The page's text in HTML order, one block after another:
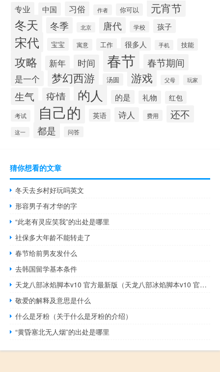
专业 中国 习俗 作者 你可以 元宵节
冬天 冬季 北京 唐代 学校 孩子
宋代 宝宝 寓意 工作 很多人 手机 技能
攻略 新年 时间 春节 春节期间
是一个 梦幻西游 汤圆 游戏 父母 玩家
生气 疫情 的人 的是 礼物 红包
考试 自己的 英语 诗人 费用 还不
这一 都是 问答
猜你想看的文章
冬天去乡村好玩吗英文
形容男子有才华的字
“此老有灵应笑我”的出处是哪里
社保多大年龄不能转走了
春节给前男友发什么
去韩国留学基本条件
天龙八部冰焰脚本v10 官方最新版（天龙八部冰焰脚本v10 官方最新版功能简介）
敬爱的解释及意思是什么
什么是牙粉（关于什么是牙粉的介绍）
“黄昏塞北无人烟”的出处是哪里